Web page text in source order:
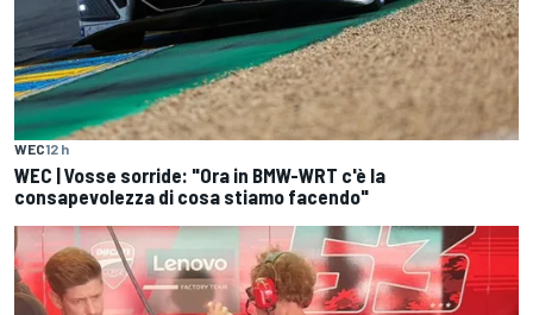
WEC12 h
WEC | Vosse sorride: "Ora in BMW-WRT c'è la
consapevolezza di cosa stiamo facendo"